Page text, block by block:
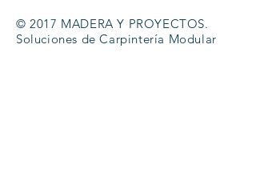
© 2017 MADERA Y PROYECTOS.
Soluciones de Carpintería Modular